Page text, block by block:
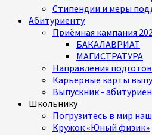
Стипендии и меры
Абитуриенту
Приёмная кампания
БАКАЛАВРИАТ
МАГИСТРАТУРА
Направления
Карьерные карты
Выпускник -
Школьнику
Погрузитесь в мир
Кружок «Юный физик»